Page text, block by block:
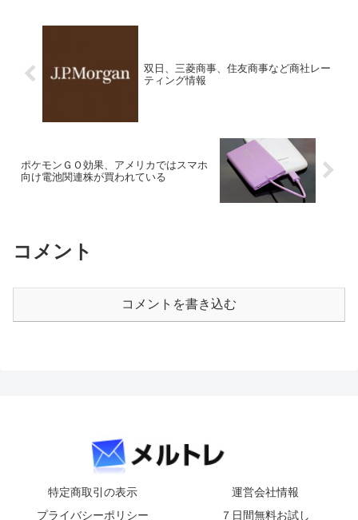
双日、三菱商事、住友商事など商社レー
ティング情報
ポケモンＧＯ効果、アメリカではスマホ
向け電池関連株が買われている
コメント
コメントを書き込む
特定商取引の表示
運営会社情報
プライバシーポリシー
７日間無料お試し